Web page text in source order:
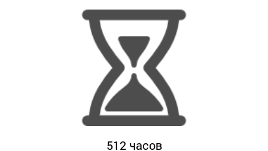
512 часов